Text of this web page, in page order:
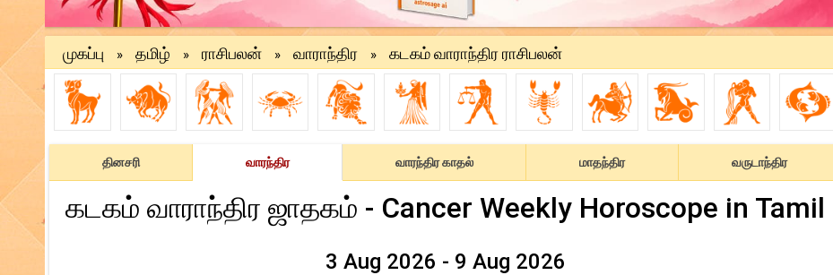
முகப்பு » தமிழ் » ராசிபலன் » வாராந்திர » கடகம் வாராந்திர ராசிபலன்
தினசரி வாரந்திர வாரந்திர காதல் மாதந்திர வருடாந்திர
கடகம் வாராந்திர ஜாதகம் - Cancer Weekly Horoscope in Tamil
3 Aug 2026 - 9 Aug 2026